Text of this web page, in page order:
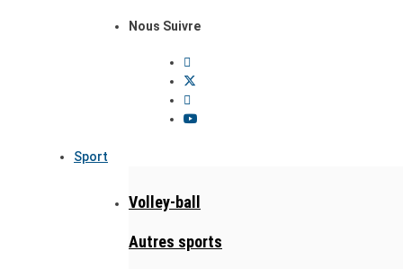
Nous Suivre
Sport
Volley-ball
Autres sports